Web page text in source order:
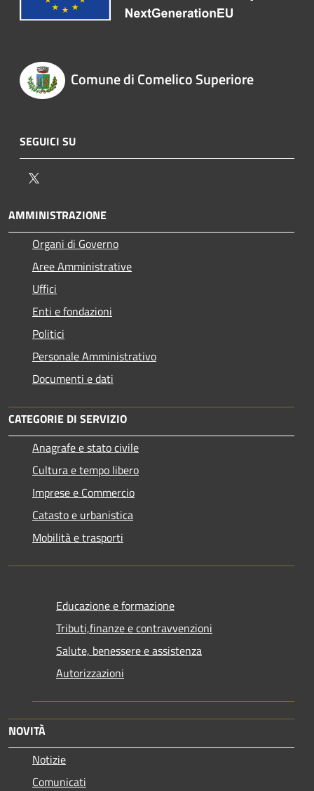
Comune di Comelico Superiore
SEGUICI SU
AMMINISTRAZIONE
Organi di Governo
Aree Amministrative
Uffici
Enti e fondazioni
Politici
Personale Amministrativo
Documenti e dati
CATEGORIE DI SERVIZIO
Anagrafe e stato civile
Cultura e tempo libero
Imprese e Commercio
Catasto e urbanistica
Mobilità e trasporti
Educazione e formazione
Tributi,finanze e contravvenzioni
Salute, benessere e assistenza
Autorizzazioni
NOVITÀ
Notizie
Comunicati